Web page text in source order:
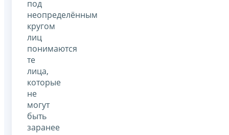
под
неопределённым
кругом
лиц
понимаются
те
лица,
которые
не
могут
быть
заранее